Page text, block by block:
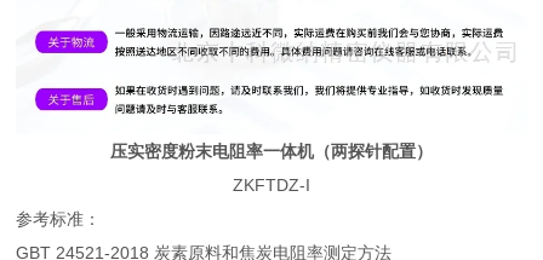
压实密度粉末电阻率一体机（两探针配置）
ZKFTDZ-I
参考标准：
GBT 24521-2018 炭素原料和焦炭电阻率测定方法